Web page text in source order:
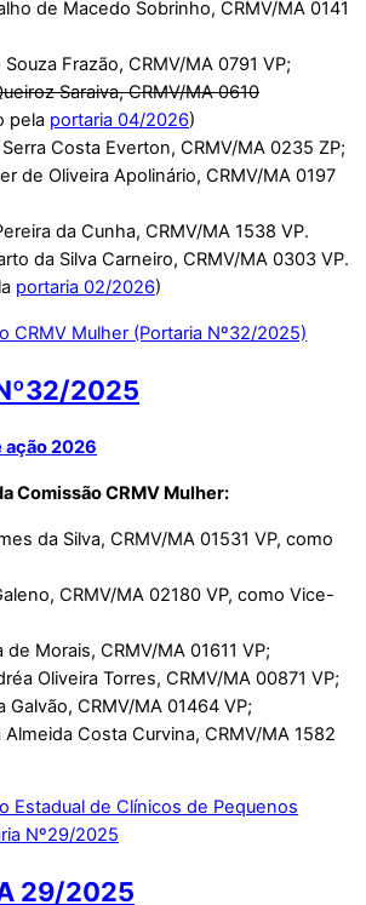
de Macedo Sobrinho, CRMV/MA 0141
Frazão, CRMV/MA 0791 VP;
Saraiva, CRMV/MA 0610
pela portaria 04/2026)
Costa Everton, CRMV/MA 0235 ZP;
de Oliveira Apolinário, CRMV/MA 0197
da Cunha, CRMV/MA 1538 VP.
da Silva Carneiro, CRMV/MA 0303 VP.
portaria 02/2026)
CRMV Mulher (Portaria Nº32/2025)
2025
ação 2026
Comissão CRMV Mulher:
da Silva, CRMV/MA 01531 VP, como
CRMV/MA 02180 VP, como Vice-
de Morais, CRMV/MA 01611 VP;
Oliveira Torres, CRMV/MA 00871 VP;
Galvão, CRMV/MA 01464 VP;
Costa Curvina, CRMV/MA 1582
Estadual de Clínicos de Pequenos
Nº29/2025
29/2025